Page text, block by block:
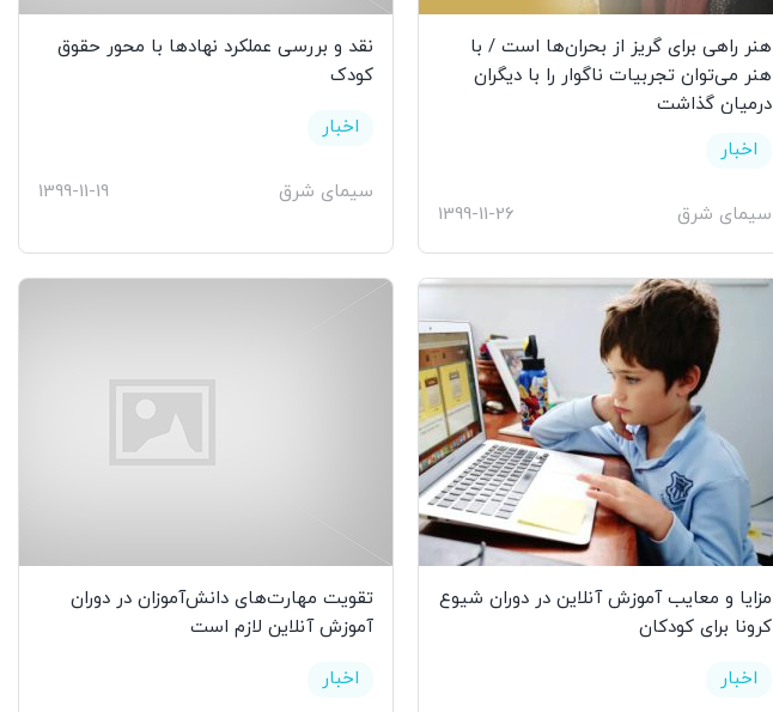
هنر راهی برای گریز از بحران‌ها است / با
هنر می‌‌توان تجربیات ناگوار را با دیگران
درمیان گذاشت
اخبار
سیمای شرق 1399-11-26
نقد و بررسی عملکرد نهادها با محور حقوق
کودک
اخبار
سیمای شرق 1399-11-19
مزایا و معایب آموزش آنلاین در دوران شیوع
کرونا برای کودکان
اخبار
تقویت مهارت‌های دانش‌آموزان در دوران
آموزش آنلاین لازم است
اخبار